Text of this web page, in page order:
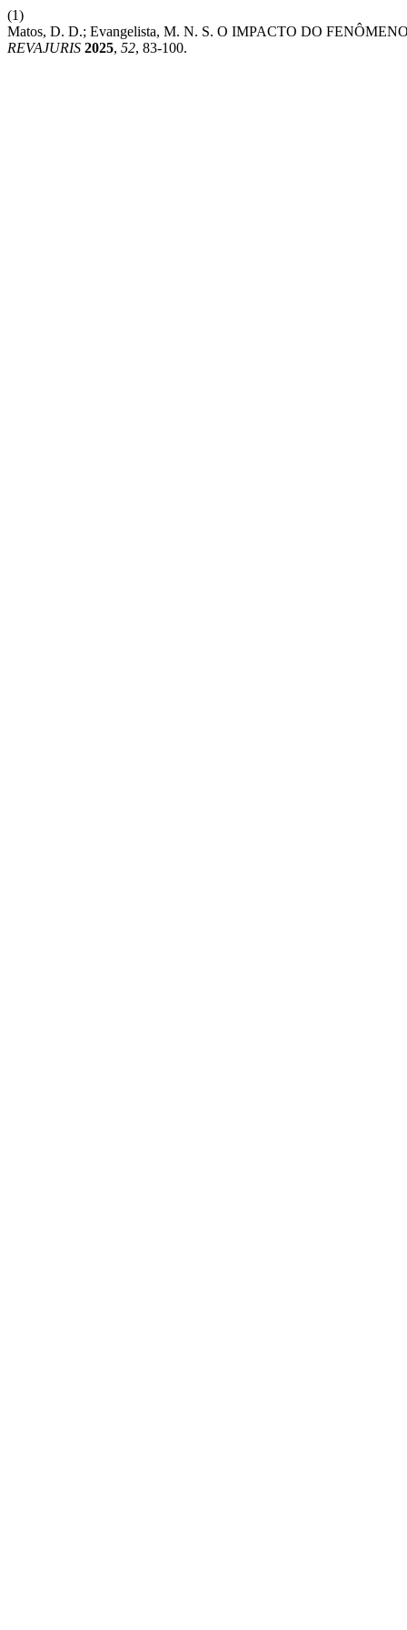
(1)
Matos, D. D.; Evangelista, M. N. S. O IMPACTO DO
REVAJURIS 2025, 52, 83-100.